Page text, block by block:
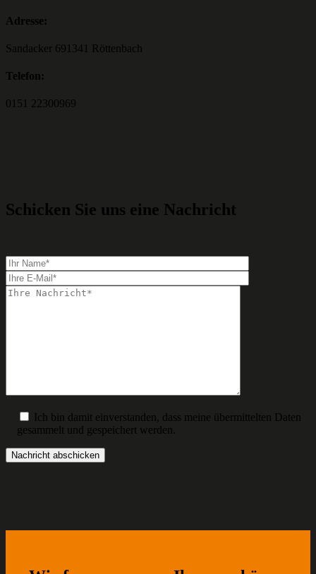
Adresse:
Sandacker 691341 Röttenbach
Telefon:
0151 22300969
Schicken Sie uns eine Nachricht
Ich bin damit einverstanden, dass meine übermittelten Daten
gesammelt und gespeichert werden.